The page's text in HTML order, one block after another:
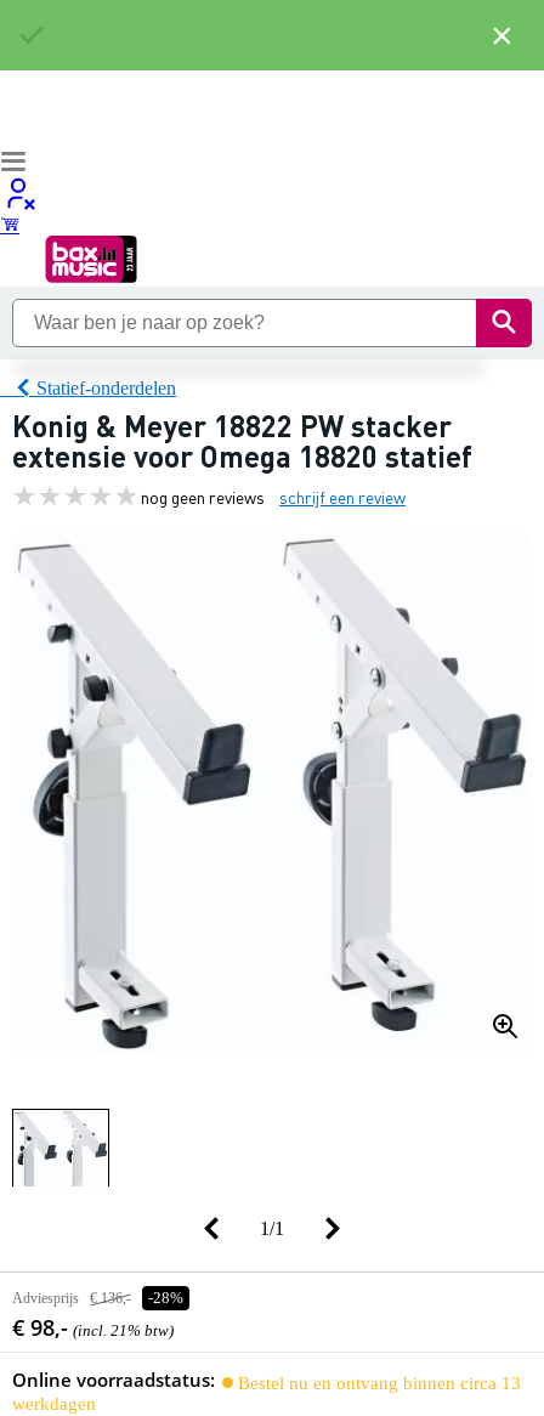
Statief-onderdelen
Konig & Meyer 18822 PW stacker
extensie voor Omega 18820 statief
nog geen reviews schrijf een review
1/1
Adviesprijs € 136,- -28%
€ 98,- (incl. 21% btw)
Online voorraadstatus:
Bestel nu en ontvang binnen circa 13
werkdagen
×